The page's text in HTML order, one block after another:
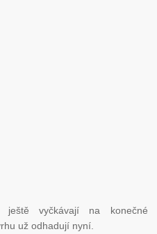
ještě vyčkávají na konečné
už odhadují nyní.